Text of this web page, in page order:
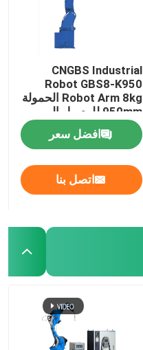
CNGBS Industrial
Robot GBS8-K950
Robot Arm 8kg الحمولة
950mm للوصول إلى
معالجة طلاء التجميع
افضل سعر
اتصل بنا